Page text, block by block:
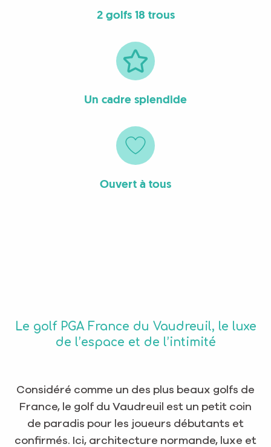
2 golfs 18 trous
Un cadre splendide
Ouvert à tous
Le golf PGA France du Vaudreuil, le luxe
de l’espace et de l’intimité
Considéré comme un des plus beaux golfs de
France, le golf du Vaudreuil est un petit coin
de paradis pour les joueurs débutants et
confirmés. Ici, architecture normande, luxe et